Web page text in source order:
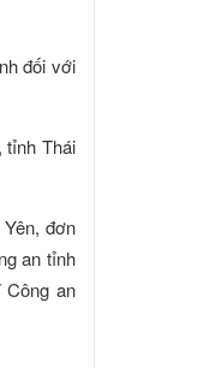
đối với
tỉnh Thái
đơn
an tỉnh
an